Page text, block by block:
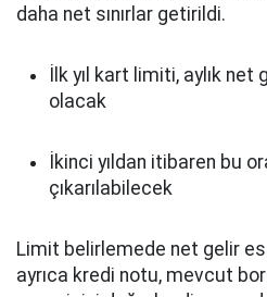
daha net sınırlar getirildi.
İlk yıl kart limiti, aylık
olacak
İkinci yıldan itibaren bu
çıkarılabilecek
Limit belirlemede net gelir
ayrıca kredi notu, mevcut